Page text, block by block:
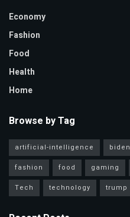
Economy
Fashion
Food
Health
Home
Browse by Tag
artificial-intelligence biden
fashion
food gaming
Tech
technology trump